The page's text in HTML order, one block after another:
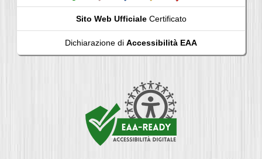
Sito Web UfficialeCertificato
Dichiarazione di Accessibilità EAA